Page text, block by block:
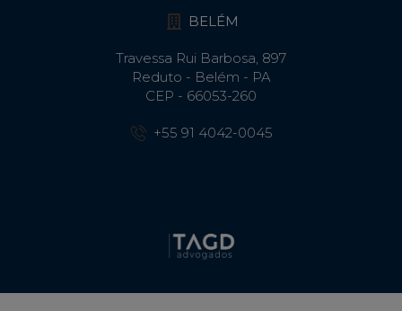
BELÉM
Travessa Rui Barbosa, 897
Reduto - Belém - PA
CEP - 66053-260
+55 91 4042-0045